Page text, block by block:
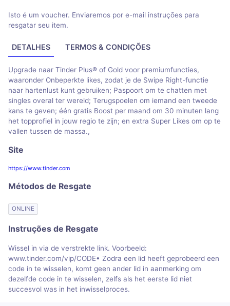
Isto é um voucher. Enviaremos por e-mail instruções para
resgatar seu item.
DETALHES TERMOS & CONDIÇÕES
Upgrade naar Tinder Plus® of Gold voor premiumfuncties,
waaronder Onbeperkte likes, zodat je de Swipe Right-functie
naar hartenlust kunt gebruiken; Paspoort om te chatten met
singles overal ter wereld; Terugspoelen om iemand een tweede
kans te geven; één gratis Boost per maand om 30 minuten lang
het topprofiel in jouw regio te zijn; en extra Super Likes om op te
vallen tussen de massa.,
Site
https://www.tinder.com
Métodos de Resgate
ONLINE
Instruções de Resgate
Wissel in via de verstrekte link. Voorbeeld:
www.tinder.com/vip/CODE• Zodra een lid heeft geprobeerd een
code in te wisselen, komt geen ander lid in aanmerking om
dezelfde code in te wisselen, zelfs als het eerste lid niet
succesvol was in het inwisselproces.